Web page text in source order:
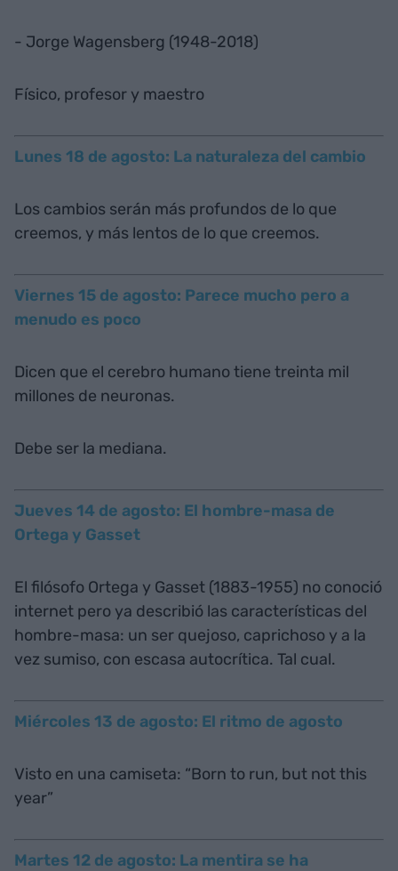
- Jorge Wagensberg (1948-2018)
Físico, profesor y maestro
Lunes 18 de agosto: La naturaleza del cambio
Los cambios serán más profundos de lo que
creemos, y más lentos de lo que creemos.
Viernes 15 de agosto: Parece mucho pero a
menudo es poco
Dicen que el cerebro humano tiene treinta mil
millones de neuronas.
Debe ser la mediana.
Jueves 14 de agosto: El hombre-masa de
Ortega y Gasset
El filósofo Ortega y Gasset (1883-1955) no conoció
internet pero ya describió las características del
hombre-masa: un ser quejoso, caprichoso y a la
vez sumiso, con escasa autocrítica. Tal cual.
Miércoles 13 de agosto: El ritmo de agosto
Visto en una camiseta: “Born to run, but not this
year”
Martes 12 de agosto: La mentira se ha